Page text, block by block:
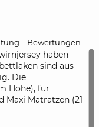
Bewertungen
haben
sind aus
Die
Höhe), für
Maxi Matratzen (21-